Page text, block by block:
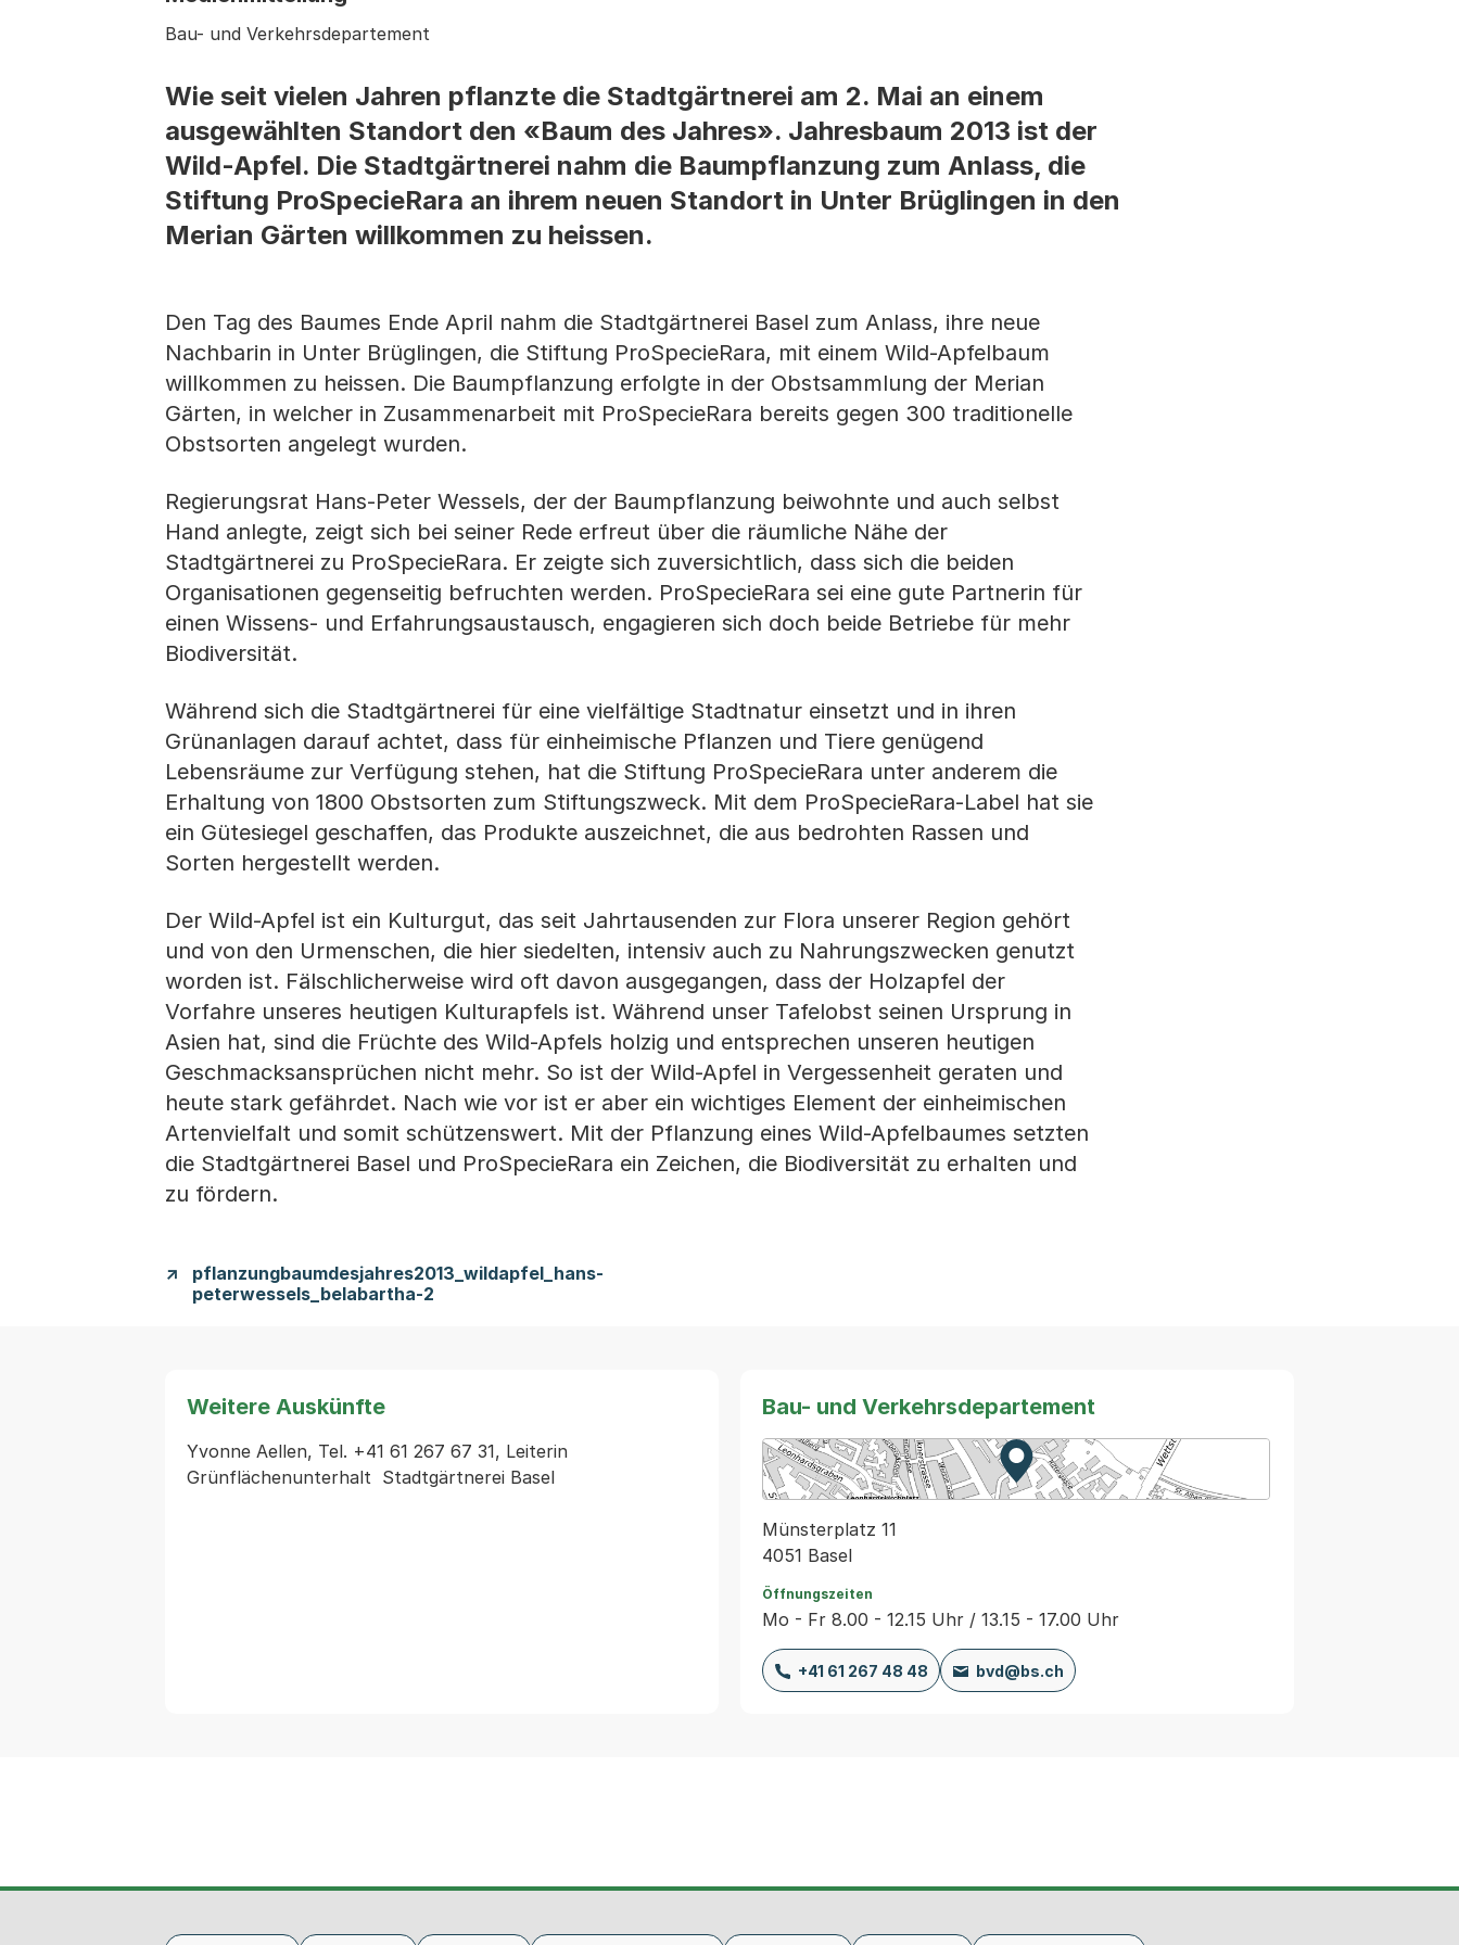
Bau- und Verkehrsdepartement
Wie seit vielen Jahren pflanzte die Stadtgärtnerei am 2. Mai an einem
ausgewählten Standort den «Baum des Jahres». Jahresbaum 2013 ist der
Wild-Apfel. Die Stadtgärtnerei nahm die Baumpflanzung zum Anlass, die
Stiftung ProSpecieRara an ihrem neuen Standort in Unter Brüglingen in den
Merian Gärten willkommen zu heissen.
Den Tag des Baumes Ende April nahm die Stadtgärtnerei Basel zum Anlass, ihre neue
Nachbarin in Unter Brüglingen, die Stiftung ProSpecieRara, mit einem Wild-Apfelbaum
willkommen zu heissen. Die Baumpflanzung erfolgte in der Obstsammlung der Merian
Gärten, in welcher in Zusammenarbeit mit ProSpecieRara bereits gegen 300 traditionelle
Obstsorten angelegt wurden.
Regierungsrat Hans-Peter Wessels, der der Baumpflanzung beiwohnte und auch selbst
Hand anlegte, zeigt sich bei seiner Rede erfreut über die räumliche Nähe der
Stadtgärtnerei zu ProSpecieRara. Er zeigte sich zuversichtlich, dass sich die beiden
Organisationen gegenseitig befruchten werden. ProSpecieRara sei eine gute Partnerin für
einen Wissens- und Erfahrungsaustausch, engagieren sich doch beide Betriebe für mehr
Biodiversität.
Während sich die Stadtgärtnerei für eine vielfältige Stadtnatur einsetzt und in ihren
Grünanlagen darauf achtet, dass für einheimische Pflanzen und Tiere genügend
Lebensräume zur Verfügung stehen, hat die Stiftung ProSpecieRara unter anderem die
Erhaltung von 1800 Obstsorten zum Stiftungszweck. Mit dem ProSpecieRara-Label hat sie
ein Gütesiegel geschaffen, das Produkte auszeichnet, die aus bedrohten Rassen und
Sorten hergestellt werden.
Der Wild-Apfel ist ein Kulturgut, das seit Jahrtausenden zur Flora unserer Region gehört
und von den Urmenschen, die hier siedelten, intensiv auch zu Nahrungszwecken genutzt
worden ist. Fälschlicherweise wird oft davon ausgegangen, dass der Holzapfel der
Vorfahre unseres heutigen Kulturapfels ist. Während unser Tafelobst seinen Ursprung in
Asien hat, sind die Früchte des Wild-Apfels holzig und entsprechen unseren heutigen
Geschmacksansprüchen nicht mehr. So ist der Wild-Apfel in Vergessenheit geraten und
heute stark gefährdet. Nach wie vor ist er aber ein wichtiges Element der einheimischen
Artenvielfalt und somit schützenswert. Mit der Pflanzung eines Wild-Apfelbaumes setzten
die Stadtgärtnerei Basel und ProSpecieRara ein Zeichen, die Biodiversität zu erhalten und
zu fördern.
pflanzungbaumdesjahres2013_wildapfel_hans-
peterwessels_belabartha-2
Weitere Auskünfte
Yvonne Aellen, Tel. +41 61 267 67 31, Leiterin
Grünflächenunterhalt  Stadtgärtnerei Basel
Bau- und Verkehrsdepartement
Zur Karte von MapBS.
Externer Link, wird in einem neuen Tab oder
Münsterplatz 11
4051 Basel
Öffnungszeiten
Mo - Fr 8.00 - 12.15 Uhr / 13.15 - 17.00 Uhr
+41 61 267 48 48 bvd@bs.ch